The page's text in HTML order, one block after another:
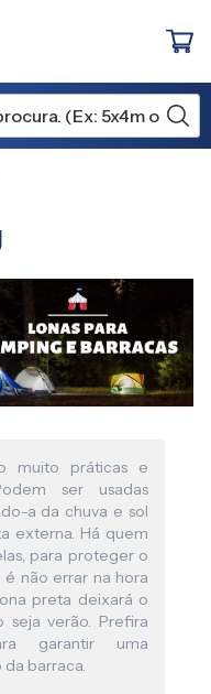
muito práticas e
ser usadas
a da chuva e sol
externa. Há quem
para proteger o
não errar na hora
preta deixará o
seja verão. Prefira
garantir uma
barraca.